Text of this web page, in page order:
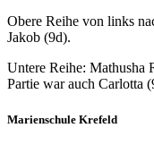
Obere Reihe von links
Jakob (9d).
Untere Reihe: Mathusha
Partie war auch Carlotta
Marienschule Krefeld